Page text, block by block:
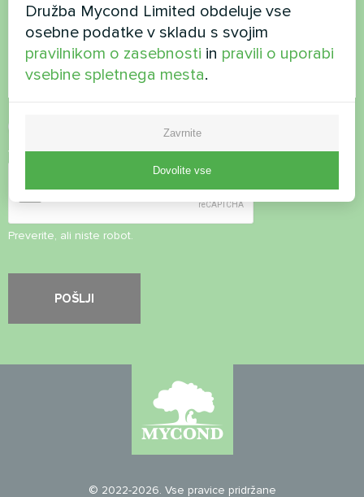
pravilnik o zasebnosti
Varnostni pregled*
Preverite, ali niste robot.
© 2022-2026. Vse pravice pridržane
Družba Mycond Limited obdeluje vse
osebne podatke v skladu s svojim
pravilnikom o zasebnosti in pravili o uporabi
vsebine spletnega mesta.
Zavrnite
Dovolite vse